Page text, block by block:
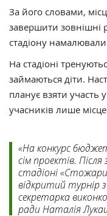
За його словами,
завершити зовнішні
стадіону
На стадіоні
займаються діти.
планує взяти участь
учасників лише
«На конкурс
сім проектів.
стадіоні
відкритий турнір
секретарка
ради Наталія